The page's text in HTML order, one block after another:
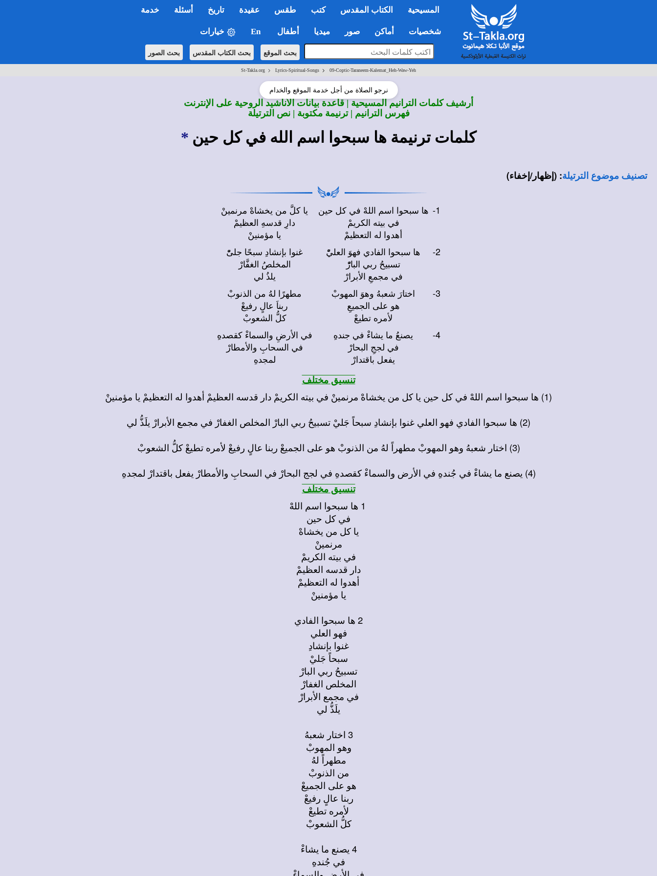
المسيحية الكتاب المقدس كتب طقس عقيدة تاريخ أسئلة خدمة
شخصيات أماكن صور ميديا أطفال En خيارات
بحث الموقع بحث الكتاب المقدس بحث الصور
St-Takla.org > Lyrics-Spiritual-Songs > 09-Coptic-Taraneem-Kalemat_Heh-Waw-Yeh
نرجو الصلاة من أجل خدمة الموقع والخدام
أرشيف كلمات الترانيم المسيحية | قاعدة بيانات الأناشيد الروحية على الإنترنت
فهرس الترانيم | ترنيمة مكتوبة | نص الترتيلة
كلمات ترنيمة ها سبحوا اسم الله في كل حين *
تصنيف موضوع الترتيلة: (إظهار/إخفاء)
يا كلَّ من يخشاهْ مرنمينْ
دارِ قدسهِ العظيمْ
يا مؤمنينْ
ها سبحوا اسم اللهْ في كل حين
في بيته الكريمْ
أهدوا له التعظيمْ
1-
غنوا بإنشادِ سبحًا جلىّْ
المخلصُ الغفَّارْ
يلذُ لي
ها سبحوا الفادي فهوَ العليّْ
تسبيحُ ربي البارّْ
في مجمعِ الأبرارْ
2-
مطهرًا لهُ من الذنوبْ
ربناَ عالٍ رفيعْ
كلُّ الشعوبْ
اختارَ شعبهُ وهوَ المهوبْ
هو على الجميعِ
لأمره تطيعْ
3-
في الأرضِ والسماءْ كقصدهِ
في السحابِ والأمطارْ
لمجدهِ
يصنعُ ما يشاءْ في جندهِ
في لججِ البحارْ
يفعل باقتدارْ
4-
تنسيق مختلف
(1) ها سبحوا اسم اللهْ في كل حين يا كل من يخشاهْ مرنمينْ في بيته الكريمْ دار قدسه العظيمْ أهدوا له التعظيمْ يا مؤمنينْ
(2) ها سبحوا الفادي فهو العلي غنوا بإنشادِ سبحاً جَليْ تسبيحُ ربي البارْ المخلص الغفارْ في مجمع الأبرارْ يلَذُّ لي
(3) اختار شعبهُ وهو المهوبْ مطهراً لهُ من الذنوبْ هو على الجميعْ ربنا عالٍ رفيعْ لأمره تطيعْ كلُّ الشعوبْ
(4) يصنع ما يشاءْ في جُندهِ في الأرض والسماءْ كقصدهِ في لجج البحارْ في السحابِ والأمطارْ يفعل باقتدارْ لمجدهِ
تنسيق مختلف
في كل حين
يا كل من يخشاهْ
مرنمينْ
في بيته الكريمْ
دار قدسه العظيمْ
أهدوا له التعظيمْ
يا مؤمنينْ
2 ها سبحوا الفادي
فهو العلي
غنوا بإنشادِ
سبحاً جَليْ
تسبيحُ ربي البارْ
المخلص الغفارْ
في مجمع الأبرارْ
يلَذُّ لي
3 اختار شعبهُ
وهو المهوبْ
مطهراً لهُ
من الذنوبْ
هو على الجميعْ
ربنا عالٍ رفيعْ
لأمره تطيعْ
كلُّ الشعوبْ
4 يصنع ما يشاءْ
في جُندهِ